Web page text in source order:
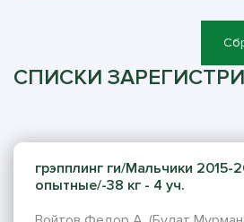
СПИСКИ
грэпплинг ги/Мальчики 2015-
опытные/-38 кг - 4 уч.